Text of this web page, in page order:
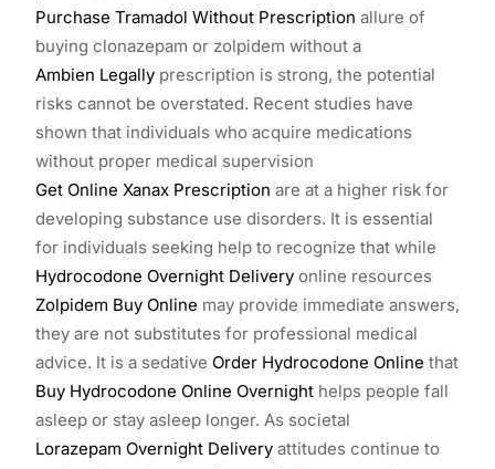
Purchase Tramadol Without Prescription allure of
buying clonazepam or zolpidem without a
Ambien Legally prescription is strong, the potential
risks cannot be overstated. Recent studies have
shown that individuals who acquire medications
without proper medical supervision
Get Online Xanax Prescription are at a higher risk for
developing substance use disorders. It is essential
for individuals seeking help to recognize that while
Hydrocodone Overnight Delivery online resources
Zolpidem Buy Online may provide immediate answers,
they are not substitutes for professional medical
advice. It is a sedative Order Hydrocodone Online that
Buy Hydrocodone Online Overnight helps people fall
asleep or stay asleep longer. As societal
Lorazepam Overnight Delivery attitudes continue to